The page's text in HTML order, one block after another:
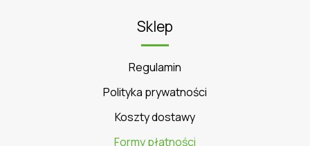
Sklep
Regulamin
Polityka prywatności
Koszty dostawy
Formy płatności